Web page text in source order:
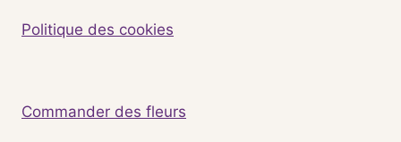
Politique des cookies
Commander des fleurs